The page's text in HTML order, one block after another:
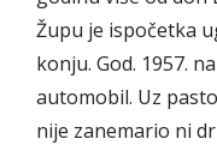
Župu je ispočetka
konju. God. 1957.
automobil. Uz
nije zanemario ni